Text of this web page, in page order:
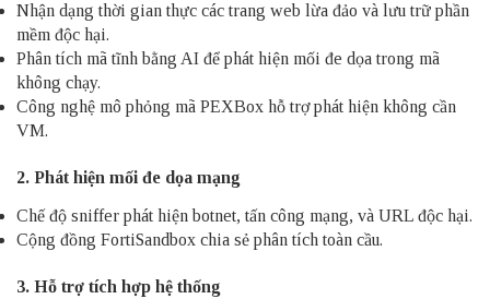
Nhận dạng thời gian thực các trang web lừa đảo và lưu trữ phần
mềm độc hại.
Phân tích mã tĩnh bằng AI để phát hiện mối đe dọa trong mã
không chạy.
Công nghệ mô phỏng mã PEXBox hỗ trợ phát hiện không cần
VM.
2. Phát hiện mối đe dọa mạng
Chế độ sniffer phát hiện botnet, tấn công mạng, và URL độc hại.
Cộng đồng FortiSandbox chia sẻ phân tích toàn cầu.
3. Hỗ trợ tích hợp hệ thống